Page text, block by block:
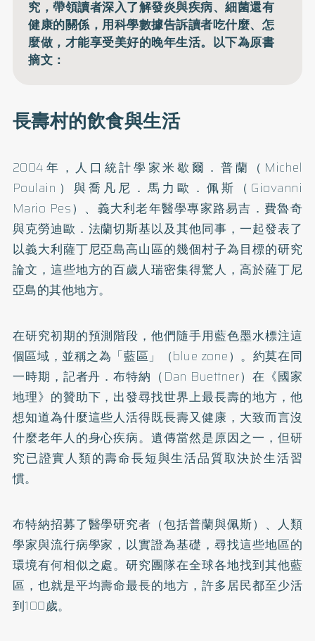
究，帶領讀者深入了解發炎與疾病、細菌還有
健康的關係，用科學數據告訴讀者吃什麼、怎
麼做，才能享受美好的晚年生活。以下為原書
摘文：
長壽村的飲食與生活
2004年，人口統計學家米歇爾．普蘭（Michel
Poulain）與喬凡尼．馬力歐．佩斯（Giovanni
Mario Pes）、義大利老年醫學專家路易吉．費魯奇
與克勞迪歐．法蘭切斯基以及其他同事，一起發表了
以義大利薩丁尼亞島高山區的幾個村子為目標的研究
論文，這些地方的百歲人瑞密集得驚人，高於薩丁尼
亞島的其他地方。
在研究初期的預測階段，他們隨手用藍色墨水標注這
個區域，並稱之為「藍區」（blue zone）。約莫在同
一時期，記者丹．布特納（Dan Buettner）在《國家
地理》的贊助下，出發尋找世界上最長壽的地方，他
想知道為什麼這些人活得既長壽又健康，大致而言沒
什麼老年人的身心疾病。遺傳當然是原因之一，但研
究已證實人類的壽命長短與生活品質取決於生活習
慣。
布特納招募了醫學研究者（包括普蘭與佩斯）、人類
學家與流行病學家，以實證為基礎，尋找這些地區的
環境有何相似之處。研究團隊在全球各地找到其他藍
區，也就是平均壽命最長的地方，許多居民都至少活
到100歲。